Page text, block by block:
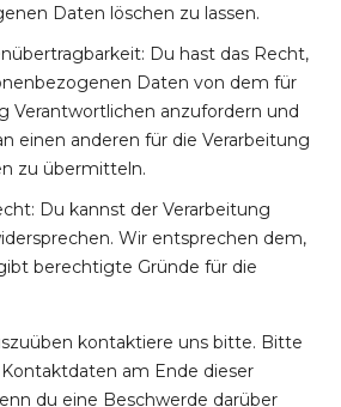
Daten löschen zu lassen.
Du hast das Recht,
Daten von dem für
Verantwortlichen anzufordern und
einen anderen für die Verarbeitung
zu übermitteln.
Du kannst der Verarbeitung
Wir entsprechen dem,
berechtigte Gründe für die
kontaktiere uns bitte. Bitte
am Ende dieser
du eine Beschwerde darüber